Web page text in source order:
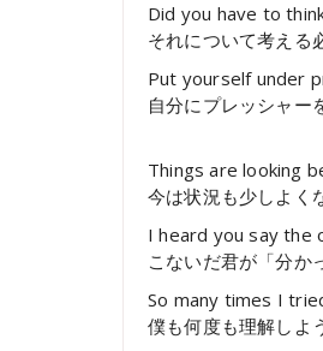
Did you have to
それについて考え
Put yourself under
自分にプレッシャー
Things are looking
今は状況も少しよく
I heard you say the
こないだ君が「分か
So many times I
僕も何度も理解しよ